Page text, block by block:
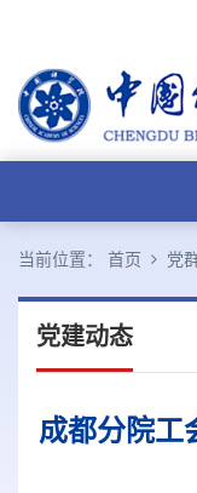
当前位置： 首页 党
党建动态
成都分院工